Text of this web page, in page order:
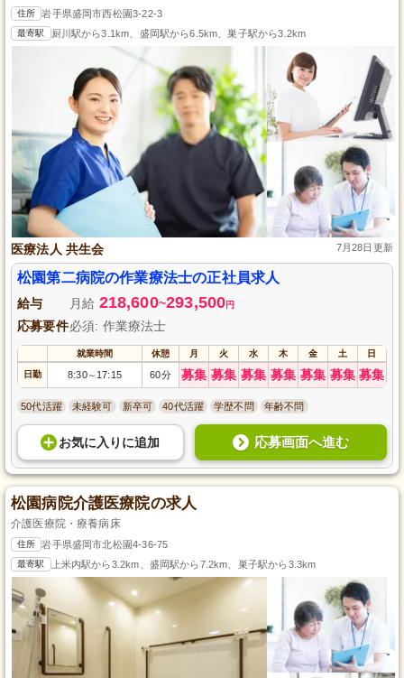
住所 岩手県盛岡市西松園3-22-3
最寄駅 厨川駅から3.1km、盛岡駅から6.5km、巣子駅から3.2km
医療法人 共生会 7月28日更新
松園第二病院の作業療法士の正社員求人
給与 月給 218,600~293,500円
応募要件必須: 作業療法士
就業時間 休憩 月 火 水 木 金 土 日
日勤 8:30～ 17:15 60分 募集 募集 募集 募集 募集 募集 募集
50代活躍 未経験可 新卒可 40代活躍 学歴不問 年齢不問
お気に入り に追加 応募画面へ進む
松園病院介護医療院の求人
介護医療院・療養病床
住所 岩手県盛岡市北松園4-36-75
最寄駅 上米内駅から3.2km、盛岡駅から7.2km、巣子駅から3.3km